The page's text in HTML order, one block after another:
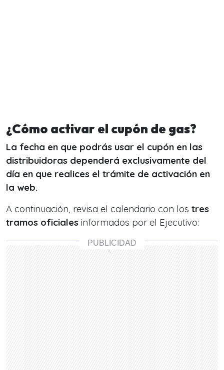
¿Cómo activar el cupón de gas?
La fecha en que podrás usar el cupón en las
distribuidoras dependerá exclusivamente del
día en que realices el trámite de activación en
la web.
A continuación, revisa el calendario con los tres
tramos oficiales informados por el Ejecutivo: